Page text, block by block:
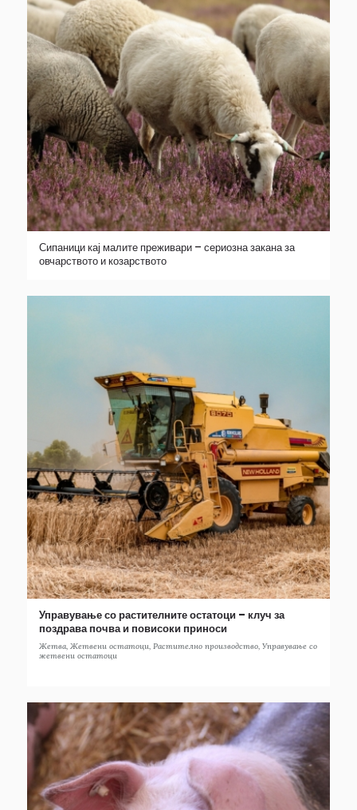
Сипаници кај малите преживари – сериозна закана за
овчарството и козарството
Управување со растителните остатоци – клуч за
поздрава почва и повисоки приноси
Жетва, Жетвени остатоци, Растително производство, Управување со
жетвени остатоци